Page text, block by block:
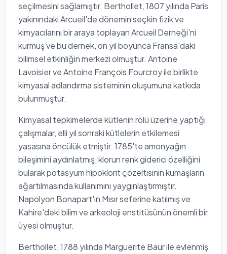
seçilmesini sağlamıştır. Berthollet, 1807 yılında Paris
yakınındaki Arcueil'de dönemin seçkin fizik ve
kimyacılarını bir araya toplayan Arcueil Derneği'ni
kurmuş ve bu dernek, on yıl boyunca Fransa'daki
bilimsel etkinliğin merkezi olmuştur. Antoine
Lavoisier ve Antoine François Fourcroy ile birlikte
kimyasal adlandırma sisteminin oluşumuna katkıda
bulunmuştur.
Kimyasal tepkimelerde kütlenin rolü üzerine yaptığı
çalışmalar, elli yıl sonraki kütlelerin etkilemesi
yasasına öncülük etmiştir. 1785'te amonyağın
bileşimini aydınlatmış, klorun renk giderici özelliğini
bularak potasyum hipoklorit çözeltisinin kumaşların
ağartılmasında kullanımını yaygınlaştırmıştır.
Napolyon Bonapart'ın Mısır seferine katılmış ve
Kahire'deki bilim ve arkeoloji enstitüsünün önemli bir
üyesi olmuştur.
Berthollet, 1788 yılında Marguerite Baur ile evlenmiş